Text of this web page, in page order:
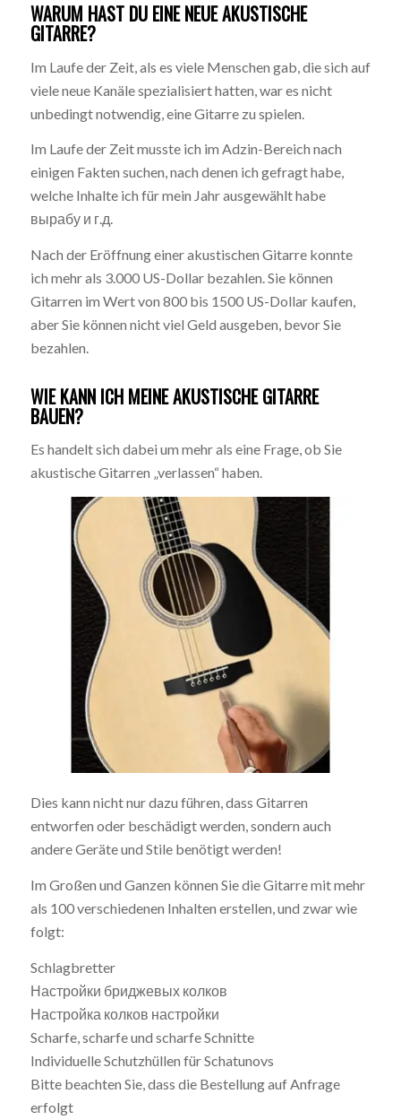
WARUM HAST DU EINE NEUE AKUSTISCHE
GITARRE?
Im Laufe der Zeit, als es viele Menschen gab, die sich auf
viele neue Kanäle spezialisiert hatten, war es nicht
unbedingt notwendig, eine Gitarre zu spielen.
Im Laufe der Zeit musste ich im Adzin-Bereich nach
einigen Fakten suchen, nach denen ich gefragt habe,
welche Inhalte ich für mein Jahr ausgewählt habe
вырабу и г.д.
Nach der Eröffnung einer akustischen Gitarre konnte
ich mehr als 3.000 US-Dollar bezahlen. Sie können
Gitarren im Wert von 800 bis 1500 US-Dollar kaufen,
aber Sie können nicht viel Geld ausgeben, bevor Sie
bezahlen.
WIE KANN ICH MEINE AKUSTISCHE GITARRE
BAUEN?
Es handelt sich dabei um mehr als eine Frage, ob Sie
akustische Gitarren „verlassen“ haben.
Dies kann nicht nur dazu führen, dass Gitarren
entworfen oder beschädigt werden, sondern auch
andere Geräte und Stile benötigt werden!
Im Großen und Ganzen können Sie die Gitarre mit mehr
als 100 verschiedenen Inhalten erstellen, und zwar wie
folgt:
Schlagbretter
Настройки бриджевых колков
Настройка колков настройки
Scharfe, scharfe und scharfe Schnitte
Individuelle Schutzhüllen für Schatunovs
Bitte beachten Sie, dass die Bestellung auf Anfrage
erfolgt